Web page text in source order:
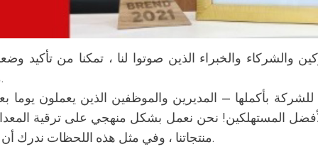
والشركاء والخبراء الذين صوتوا لنا ، تمكنا من تأكيد
محبوبة مرة أخرى.
المستهلكين! نحن نعمل بشكل منهجي على ترقية
منتجاتنا ، وفي مثل هذه اللحظات ندرك أن جهودنا ليست عبثا.